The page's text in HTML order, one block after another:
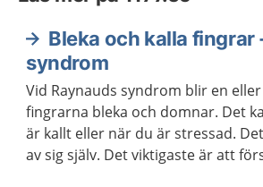
Bleka och kalla fingrar
syndrom
Vid Raynauds syndrom blir en
fingrarna bleka och domnar. Det
är kallt eller när du är stressad.
av sig själv. Det viktigaste är att